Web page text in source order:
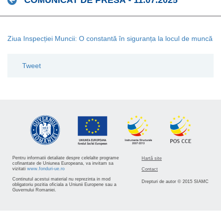
Ziua Inspecției Muncii: O constantă în siguranța la locul de muncă
Tweet
Pentru informatii detaliate despre celelalte programe
cofinantate de Uniunea Europeana, va invitam sa
vizitati www.fonduri-ue.ro
Continutul acestui material nu reprezinta in mod
obligatoriu pozitia oficiala a Uniunii Europene sau a
Guvernului Romaniei.
Hartă site
Contact
Drepturi de autor © 2015 SIAMC